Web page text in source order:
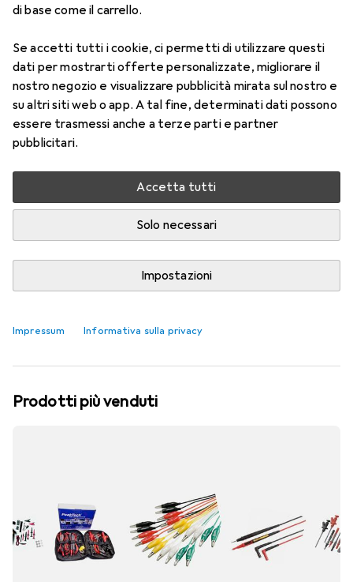
di base come il carrello.
Se accetti tutti i cookie, ci permetti di utilizzare questi
dati per mostrarti offerte personalizzate, migliorare il
nostro negozio e visualizzare pubblicità mirata sul nostro e
su altri siti web o app. A tal fine, determinati dati possono
essere trasmessi anche a terze parti e partner
pubblicitari.
Accetta tutti
Solo necessari
Impostazioni
Impressum Informativa sulla privacy
Imitazione: i fiori delle sneaker di Asics
Laura Scholz12 like
122 commenti
2
Prodotti più venduti